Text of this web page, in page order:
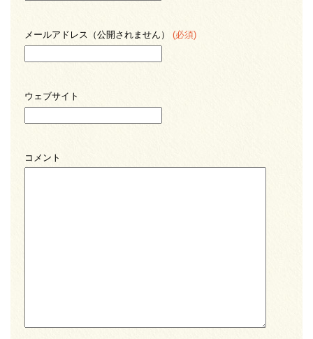
メールアドレス（公開されません） (必須)
ウェブサイト
コメント